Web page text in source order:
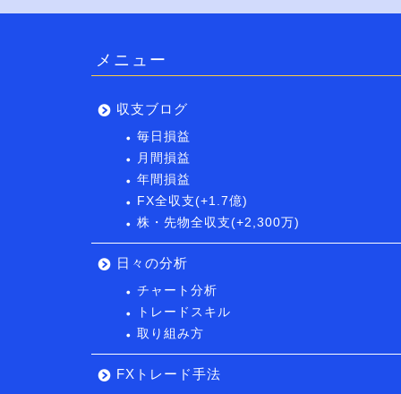
メニュー
収支ブログ
毎日損益
月間損益
年間損益
FX全収支(+1.7億)
株・先物全収支(+2,300万)
日々の分析
チャート分析
トレードスキル
取り組み方
FXトレード手法